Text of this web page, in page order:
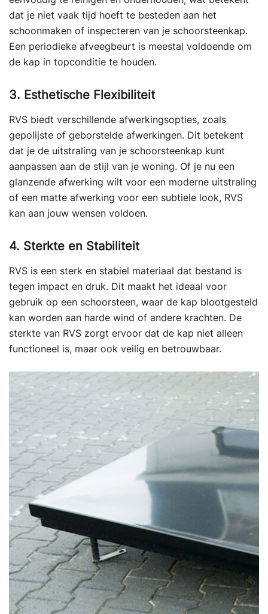
dat je niet vaak tijd hoeft te besteden aan het
schoonmaken of inspecteren van je schoorsteenkap.
Een periodieke afveegbeurt is meestal voldoende om
de kap in topconditie te houden.
3. Esthetische Flexibiliteit
RVS biedt verschillende afwerkingsopties, zoals
gepolijste of geborstelde afwerkingen. Dit betekent
dat je de uitstraling van je schoorsteenkap kunt
aanpassen aan de stijl van je woning. Of je nu een
glanzende afwerking wilt voor een moderne uitstraling
of een matte afwerking voor een subtiele look, RVS
kan aan jouw wensen voldoen.
4. Sterkte en Stabiliteit
RVS is een sterk en stabiel materiaal dat bestand is
tegen impact en druk. Dit maakt het ideaal voor
gebruik op een schoorsteen, waar de kap blootgesteld
kan worden aan harde wind of andere krachten. De
sterkte van RVS zorgt ervoor dat de kap niet alleen
functioneel is, maar ook veilig en betrouwbaar.